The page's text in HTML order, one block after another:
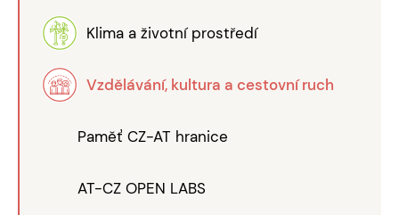
Klima a životní prostředí
Vzdělávání, kultura a cestovní ruch
Paměť CZ-AT hranice
AT-CZ OPEN LABS